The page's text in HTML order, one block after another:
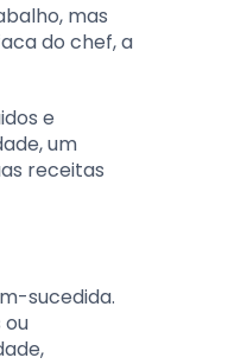
mas
do chef, a
e
um
receitas
sucedida.
ou